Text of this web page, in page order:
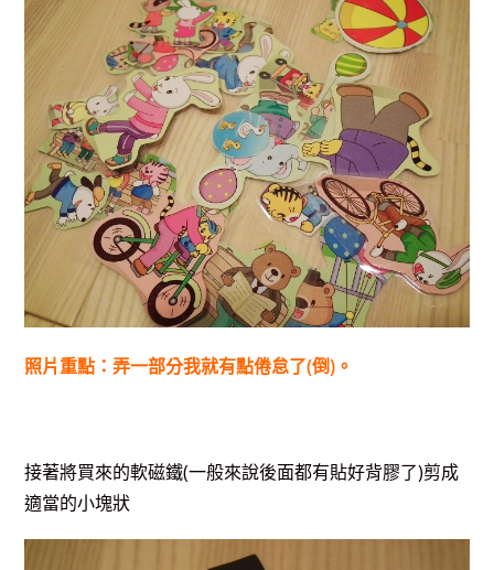
照片重點：弄一部分我就有點倦怠了(倒)。
接著將買來的軟磁鐵(一般來說後面都有貼好背膠了)剪成
適當的小塊狀